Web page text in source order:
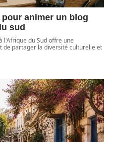
animer un blog
sud
l'Afrique du Sud offre une
partager la diversité culturelle et